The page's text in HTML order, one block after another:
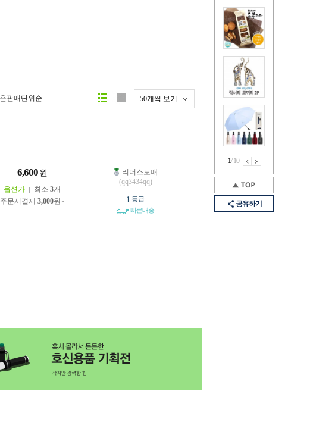
1/10
공유하기
판매단위순 50개씩 보기
6,600 원
옵션가 최소 3개
주문시결제 3,000원~
리더스도매
(qq3434qq)
1 등급
빠른배송